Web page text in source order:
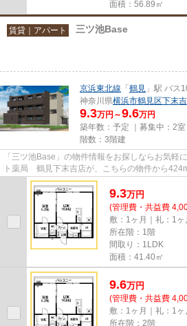
面積：56.89㎡
賃貸｜アパート 三ツ池Base
京浜東北線 「 鶴見 」駅 バス
神奈川県横浜市鶴見区下末吉
9.3万円～9.6万円
築年数：予定 ｜募集中： 2室
階数：3階建
「三ツ池Base」の物件情報をお探しならお気軽
ト薬局 鶴見下末吉店が、こちらの物件から
の物件はアパートです。敷地内...
9.3万円
(管理費・共益費
敷：1ヶ月｜礼：1ヶ
所在階：1階
間取り：1LDK
面積：41.40㎡
9.6万円
(管理費・共益費
敷：1ヶ月｜礼：1ヶ
所在階：2階